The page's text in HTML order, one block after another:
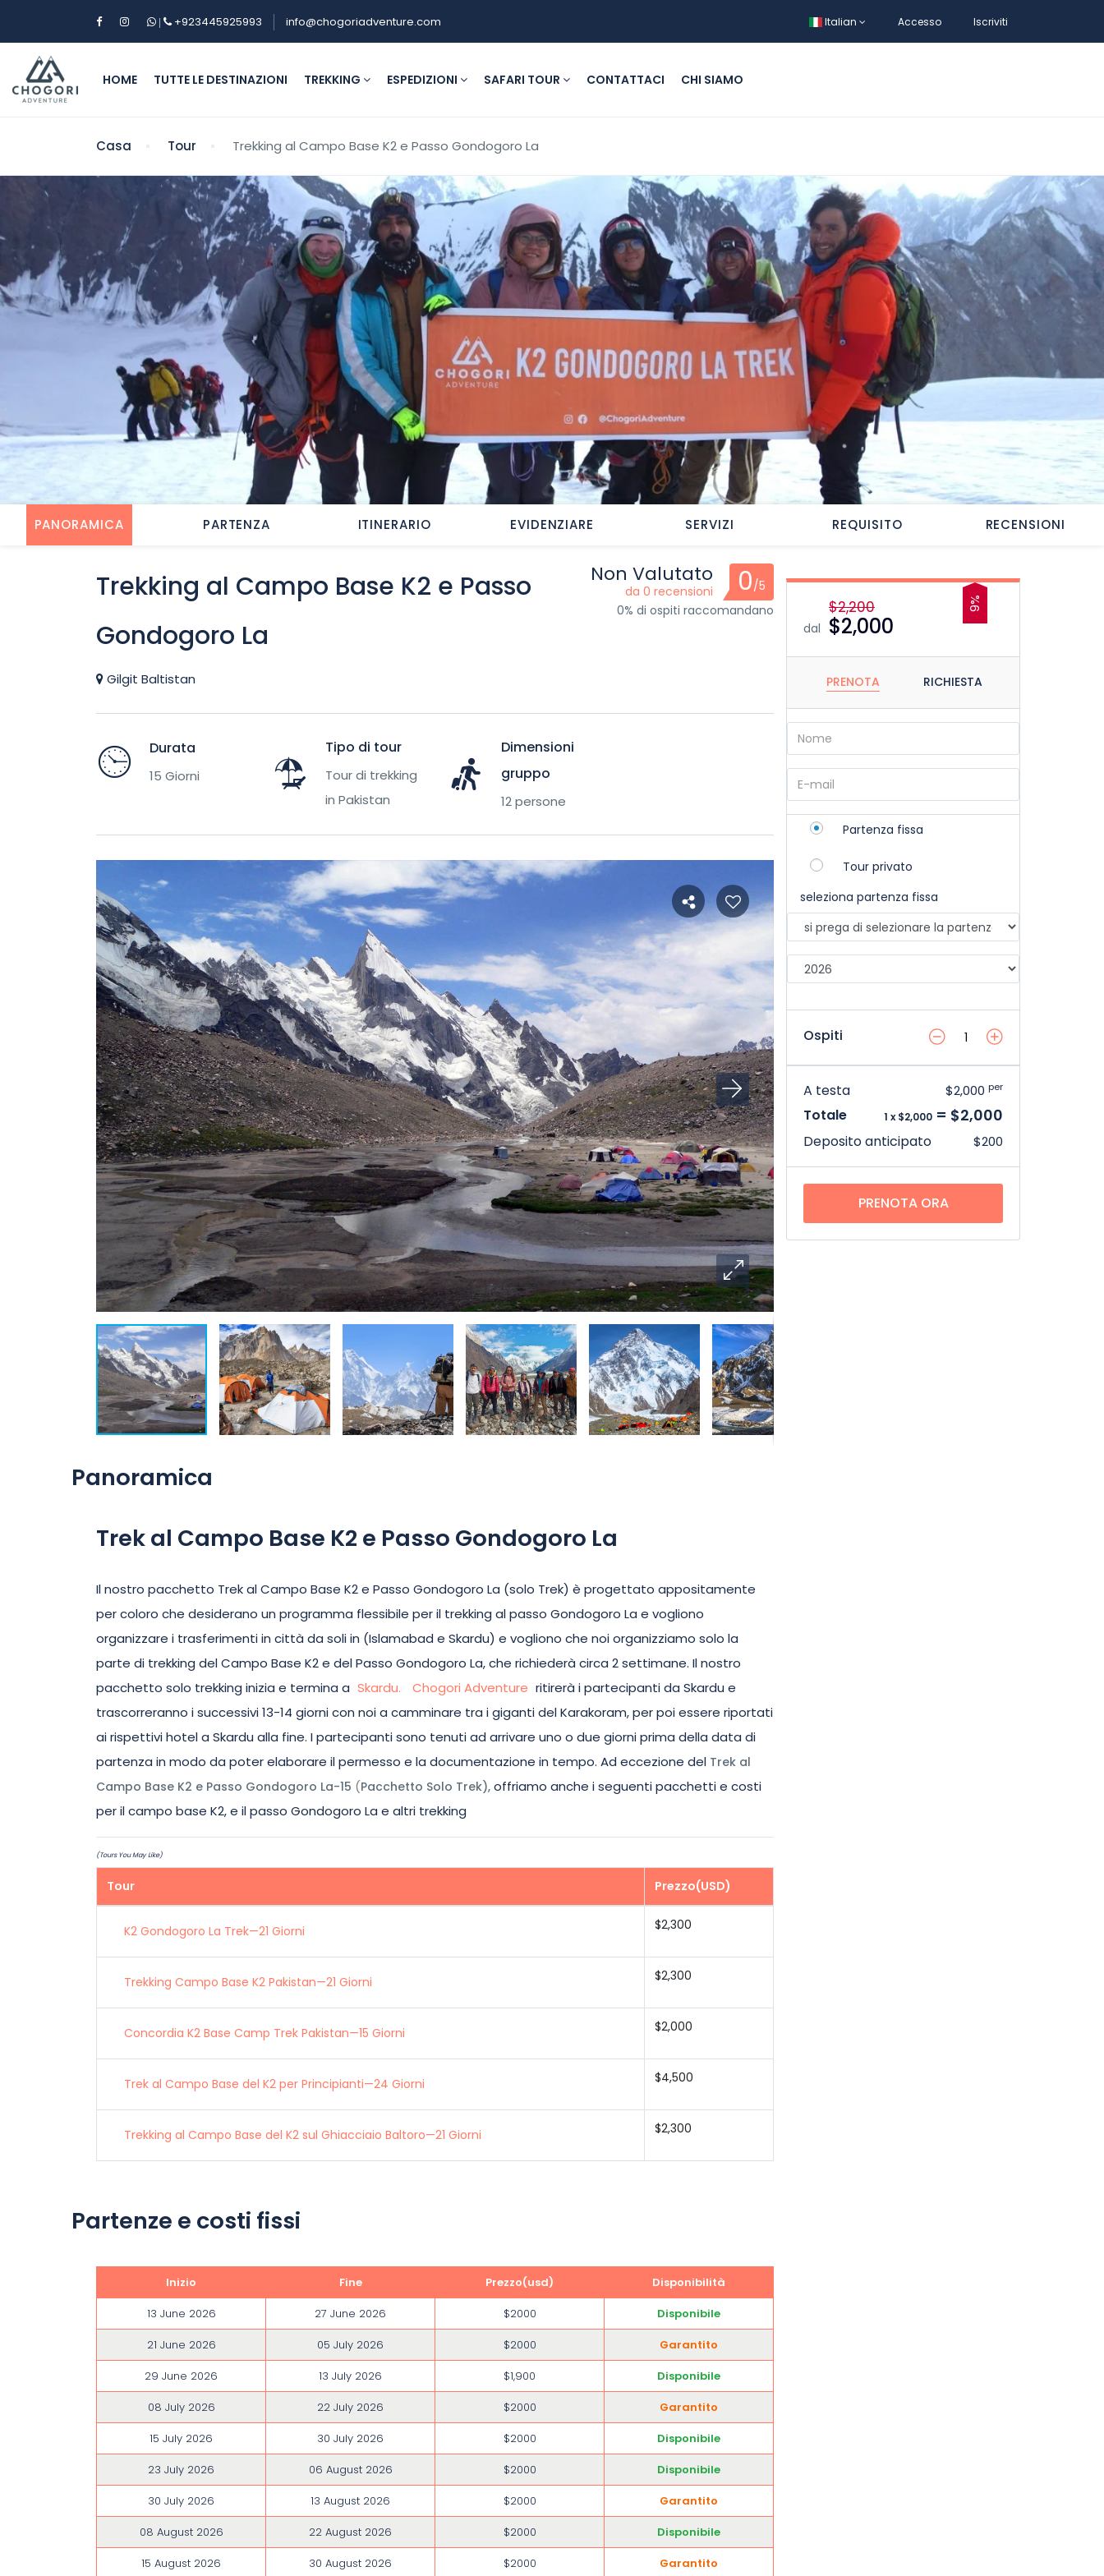
| +923445925993 info@chogoriadventure.com Italian Accesso Iscriviti
HOME TUTTE LE DESTINAZIONI TREKKING ESPEDIZIONI SAFARI TOUR CONTATTACI CHI SIAMO
Casa Tour Trekking al Campo Base K2 e Passo Gondogoro La
PANORAMICA PARTENZA ITINERARIO EVIDENZIARE SERVIZI REQUISITO RECENSIONI
Trekking al Campo Base K2 e Passo
Gondogoro La
Gilgit Baltistan
Non Valutato
da 0 recensioni 0/5
0% di ospiti raccomandano
Durata
15 Giorni
Tipo di tour
Tour di trekking
in Pakistan
Dimensioni
gruppo
12 persone
Panoramica
Trek al Campo Base K2 e Passo Gondogoro La
Il nostro pacchetto Trek al Campo Base K2 e Passo Gondogoro La (solo Trek) è progettato appositamente
per coloro che desiderano un programma flessibile per il trekking al passo Gondogoro La e vogliono
organizzare i trasferimenti in città da soli in (Islamabad e Skardu) e vogliono che noi organizziamo solo la
parte di trekking del Campo Base K2 e del Passo Gondogoro La, che richiederà circa 2 settimane. Il nostro
pacchetto solo trekking inizia e termina a Skardu. Chogori Adventure ritirerà i partecipanti da Skardu e
trascorreranno i successivi 13-14 giorni con noi a camminare tra i giganti del Karakoram, per poi essere riportati
ai rispettivi hotel a Skardu alla fine. I partecipanti sono tenuti ad arrivare uno o due giorni prima della data di
partenza in modo da poter elaborare il permesso e la documentazione in tempo. Ad eccezione del Trek al
Campo Base K2 e Passo Gondogoro La-15 (Pacchetto Solo Trek), offriamo anche i seguenti pacchetti e costi
per il campo base K2, e il passo Gondogoro La e altri trekking
(Tours You May Like)
Tour Prezzo(USD)
K2 Gondogoro La Trek—21 Giorni $2,300
Trekking Campo Base K2 Pakistan—21 Giorni $2,300
Concordia K2 Base Camp Trek Pakistan—15 Giorni $2,000
Trek al Campo Base del K2 per Principianti—24 Giorni $4,500
Trekking al Campo Base del K2 sul Ghiacciaio Baltoro—21 Giorni $2,300
Partenze e costi fissi
Inizio Fine Prezzo(usd)
Disponibilità
13 June 2026
27 June 2026 $2000
Disponibile
21 June 2026
05 July 2026 $2000
Garantito
29 June 2026
13 July 2026 $1,900
Disponibile
08 July 2026
22 July 2026 $2000
Garantito
15 July 2026
30 July 2026 $2000
Disponibile
23 July 2026
06 August 2026 $2000
Disponibile
30 July 2026
13 August 2026 $2000
Garantito
08 August 2026
22 August 2026 $2000
Disponibile
15 August 2026
30 August 2026 $2000 Garantito
9%
dal
$2,200
$2,000
PRENOTA RICHIESTA
Partenza fissa
Tour privato
seleziona partenza fissa
Ospiti
A testa $2,000 per
Totale 1 x $2,000 = $2,000
Deposito anticipato $200
PRENOTA ORA